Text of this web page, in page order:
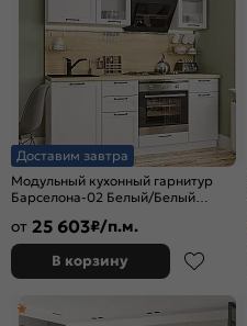
Доставим завтра
Модульный кухонный гарнитур
Барселона-02 Белый/Белый
от 25 603₽/п.м.
В корзину